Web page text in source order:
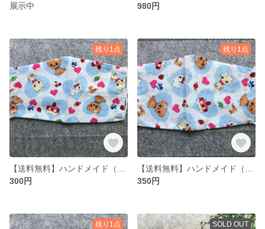
展示中
980円
残り1点
300円
残り1点
350円
残り1点 SOLD OUT